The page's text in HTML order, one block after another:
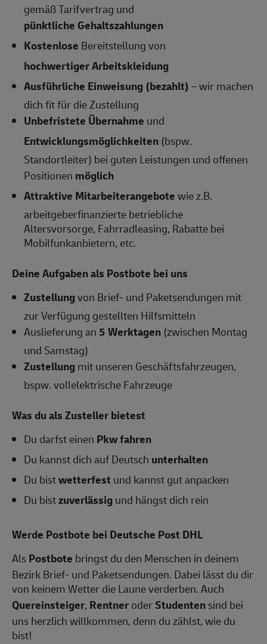
gemäß Tarifvertrag und
pünktliche Gehaltszahlungen
Kostenlose Bereitstellung von
hochwertiger Arbeitskleidung
Ausführliche Einweisung (bezahlt)– wir machen
dich fit für die Zustellung
Unbefristete Übernahme und
Entwicklungsmöglichkeiten (bspw.
Standortleiter) bei guten Leistungen und offenen
Positionen möglich
Attraktive Mitarbeiterangebotewie z.B.
arbeitgeberfinanzierte betriebliche
Altersvorsorge, Fahrradleasing, Rabatte bei
Mobilfunkanbietern, etc.
Deine Aufgaben als Postbote bei uns
Zustellungvon Brief- und Paketsendungen mit
zur Verfügung gestellten Hilfsmitteln
Auslieferung an5 Werktagen (zwischen Montag
und Samstag)
Zustellungmit unseren Geschäftsfahrzeugen,
bspw. vollelektrische Fahrzeuge
Was du als Zusteller bietest
Du darfst einen Pkw fahren
Du kannst dich auf Deutsch unterhalten
Du bistwetterfest und kannst gut anpacken
Du bistzuverlässigund hängst dich rein
Werde Postbote bei Deutsche Post DHL
AlsPostbote bringst du den Menschen in deinem
Bezirk Brief- und Paketsendungen. Dabei lässt du dir
von keinem Wetter die Laune verderben. Auch
Quereinsteiger, RentneroderStudentensind bei
uns herzlich willkommen, denn du zählst, wie du
bist!